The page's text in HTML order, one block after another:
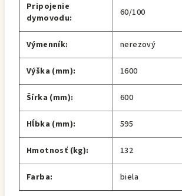
Pripojenie
dymovodu:
60/100
Výmenník: nerezový
Výška (mm): 1600
Šírka (mm): 600
Hĺbka (mm): 595
Hmotnosť (kg): 132
Farba: biela